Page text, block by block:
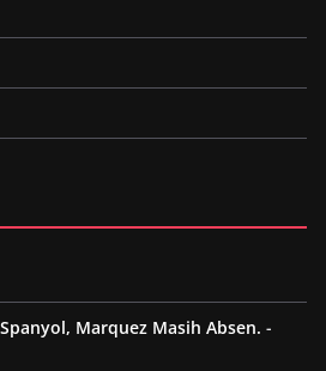
Marquez Masih Absen. -